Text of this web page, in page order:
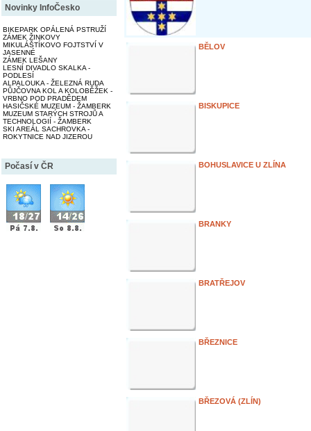
Novinky InfoČesko
BIKEPARK OPÁLENÁ PSTRUŽÍ
ZÁMEK ŽINKOVY
MIKULÁŠTÍKOVO FOJTSTVÍ V
JASENNÉ
ZÁMEK LEŠANY
LESNÍ DIVADLO SKALKA -
PODLESÍ
ALPALOUKA - ŽELEZNÁ RUDA
PŮJČOVNA KOL A KOLOBĚŽEK -
VRBNO POD PRADĚDEM
HASIČSKÉ MUZEUM - ŽAMBERK
MUZEUM STARÝCH STROJŮ A
TECHNOLOGIÍ - ŽAMBERK
SKI AREÁL SACHROVKA -
ROKYTNICE NAD JIZEROU
Počasí v ČR
BĚLOV
BISKUPICE
BOHUSLAVICE U ZLÍNA
BRANKY
BRATŘEJOV
BŘEZNICE
BŘEZOVÁ (ZLÍN)